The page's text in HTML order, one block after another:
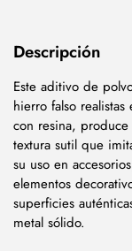
Descripción
Este aditivo de
hierro falso
con resina,
textura sutil que
su uso en
elementos
superficies
metal sólido.